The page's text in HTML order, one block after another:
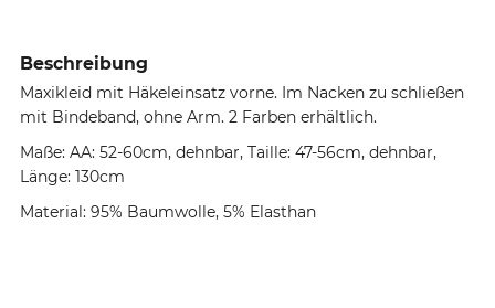
Beschreibung
Maxikleid mit Häkeleinsatz vorne. Im Nacken zu schließen
mit Bindeband, ohne Arm. 2 Farben erhältlich.
Maße: AA: 52-60cm, dehnbar, Taille: 47-56cm, dehnbar,
Länge: 130cm
Material: 95% Baumwolle, 5% Elasthan